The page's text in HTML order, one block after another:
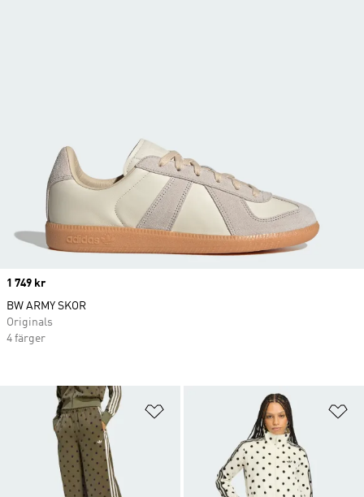
Lägg till på önskelistan
Price
1 749 kr
BW ARMY SKOR
Originals
4 färger